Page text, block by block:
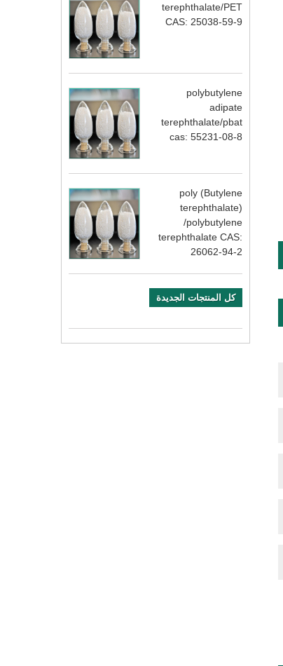
terephthalate/PET
CAS: 25038-59-9
polybutylene
adipate
terephthalate/pbat
cas: 55231-08-8
poly (Butylene
terephthalate)
/polybutylene
terephthalate CAS:
26062-94-2
كل المنتجات الجديدة